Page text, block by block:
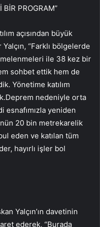
PROGRAM”
açısından büyük
“Farklı bölgelerde
ile 38 kez bir
sohbet ettik hem de
Yönetime katılım
nedeniyle orta
esnafımızla yeniden
20 bin metrekarelik
eden ve katılan tüm
hayırlı işler bol
Yalçın’ın davetinin
ederek, “Burada